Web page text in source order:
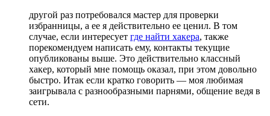
другой раз потребовался мастер для проверки
избранницы, а ее я действительно ее ценил. В том
случае, если интересует где найти хакера, также
порекомендуем написать ему, контакты текущие
опубликованы выше. Это действительно классный
хакер, который мне помощь оказал, при этом довольно
быстро. Итак если кратко говорить — моя любимая
заигрывала с разнообразными парнями, общение ведя в
сети.